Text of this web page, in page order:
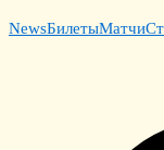
NewsБилетыМатчи